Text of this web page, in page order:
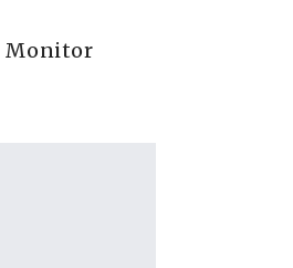
Monitor